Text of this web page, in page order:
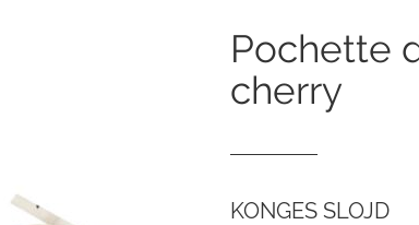
pochette de rangement à nouer -
cherry
KONGES SLOJD